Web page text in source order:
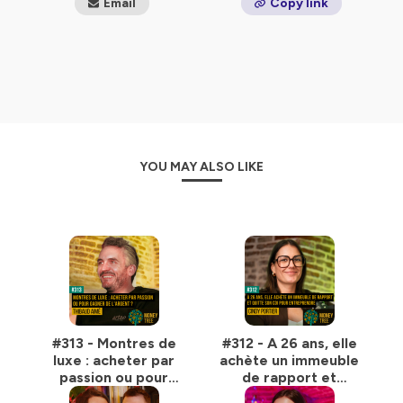
pour plus d'informations.
Email Copy link
YOU MAY ALSO LIKE
#313 - Montres de
luxe : acheter par
passion ou pour
gagner de l'argent
#312 - A 26 ans, elle
achète un immeuble
de rapport et
quitte son CDI pour